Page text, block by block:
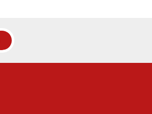
zachowujących sens oryginału: 1.